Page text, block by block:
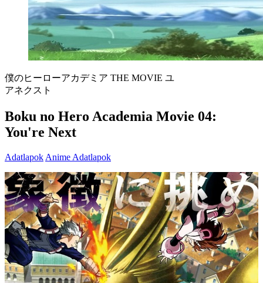
僕のヒーローアカデミア THE MOVIE ユ
アネクスト
Boku no Hero Academia Movie 04:
You're Next
Adatlapok Anime Adatlapok